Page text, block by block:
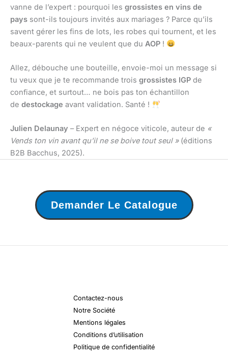
vanne de l’expert : pourquoi les grossistes en vins de
pays sont-ils toujours invités aux mariages ? Parce qu’ils
savent gérer les fins de lots, les robes qui tournent, et les
beaux-parents qui ne veulent que du AOP !
Allez, débouche une bouteille, envoie-moi un message si
tu veux que je te recommande trois grossistes IGP de
confiance, et surtout… ne bois pas ton échantillon
de destockage avant validation. Santé !
Julien Delaunay – Expert en négoce viticole, auteur de «
Vends ton vin avant qu’il ne se boive tout seul »(éditions
B2B Bacchus, 2025).
Demander Le Catalogue
Contactez-nous
Notre Société
Mentions légales
Conditions d’utilisation
Politique de confidentialité